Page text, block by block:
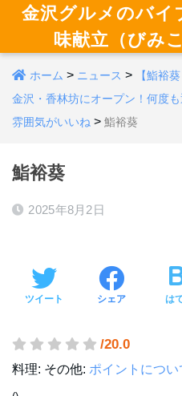
金沢グルメのバイ
味献立（びみ
ホーム > ニュース >
【鮨裕
金沢・香林坊にオープン！何度
雰囲気がいいね > 鮨裕葵
鮨裕葵
2025年8月2日
ツイート シェア は
/20.0
料理: その他: ポイントについ